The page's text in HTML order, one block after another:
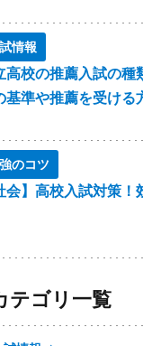
情報
高校の推薦入試の種
基準や推薦を受ける
のコツ
会】高校入試対策
テゴリ一覧